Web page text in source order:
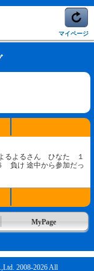
マイページ
るよるさん ひなた １
け 途中から参加だっ
MyPage
2008-2026 All